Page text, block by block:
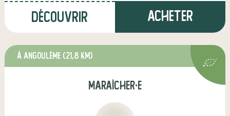
Découvrir Acheter
à Angoulême (21,8 km)
maraîcher·e